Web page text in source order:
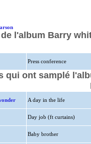
l'album Barry
Press conference
qui ont samplé
A day in the life
Day job (ft curtains)
Baby brother